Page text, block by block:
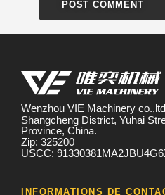
Wenzhou VIE Machinery co.,ltd
Shangcheng District, Yuhai
Province, China.
Zip: 325200
USCC:
INFORMATIONS DE